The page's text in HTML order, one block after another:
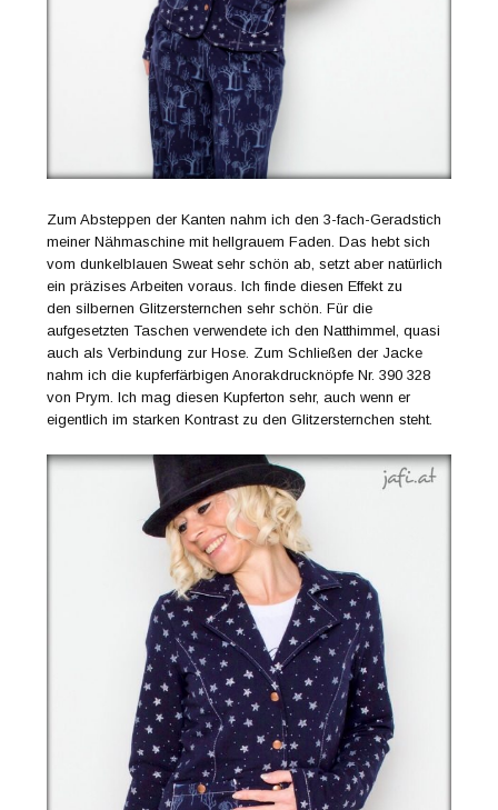
Zum Absteppen der Kanten nahm ich den 3-fach-Geradstich
meiner Nähmaschine mit hellgrauem Faden. Das hebt sich
vom dunkelblauen Sweat sehr schön ab, setzt aber natürlich
ein präzises Arbeiten voraus. Ich finde diesen Effekt zu
den silbernen Glitzersternchen sehr schön. Für die
aufgesetzten Taschen verwendete ich den Natthimmel, quasi
auch als Verbindung zur Hose. Zum Schließen der Jacke
nahm ich die kupferfärbigen Anorakdrucknöpfe Nr. 390 328
von Prym. Ich mag diesen Kupferton sehr, auch wenn er
eigentlich im starken Kontrast zu den Glitzersternchen steht.